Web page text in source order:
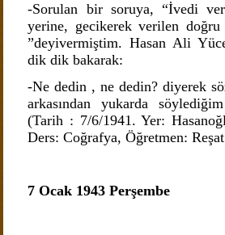
-Sorulan bir soruya, “İvedi
yerine, gecikerek verilen doğru
”deyivermiştim. Hasan Ali
dik dik bakarak:
-Ne dedin , ne dedin? diyerek
arkasından yukarda
(Tarih : 7/6/1941. Yer:
Ders: Coğrafya, Öğretmen:
7 Ocak 1943 Perşembe